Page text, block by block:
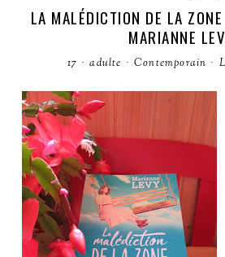
LA MALÉDICTION DE LA
MARIANNE
17 · adulte · Contemporain ·